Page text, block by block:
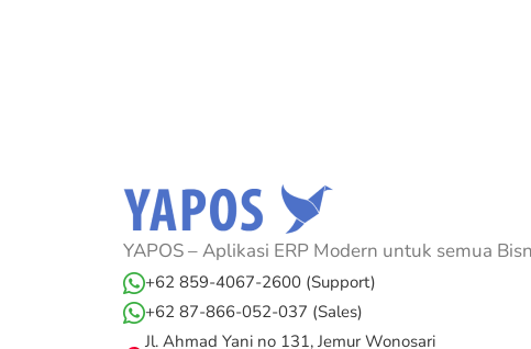
YAPOS – Aplikasi ERP Modern untuk semua
+62 859-4067-2600 (Support)
+62 87-866-052-037 (Sales)
Jl. Ahmad Yani no 131, Jemur Wonosari